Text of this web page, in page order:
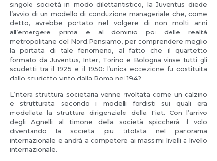
singole società in modo dilettantistico, la Juventus diede
l’avvio di un modello di conduzione manageriale che, come
detto, avrebbe portato nel volgere di non molti anni
all’emergere prima e al dominio poi delle realtà
metropolitane del Nord.Pensiamo, per comprendere meglio
la portata di tale fenomeno, al fatto che il quartetto
formato da Juventus, Inter, Torino e Bologna vinse tutti gli
scudetti tra il 1925 e il 1950: l’unica eccezione fu costituita
dallo scudetto vinto dalla Roma nel 1942.
L’intera struttura societaria venne rivoltata come un calzino
e strutturata secondo i modelli fordisti sui quali era
modellata la struttura dirigenziale della Fiat. Con l’arrivo
degli Agnelli al timone della società spiccherà il volo
diventando la società più titolata nel panorama
internazionale e andrà a competere ai massimi livelli a livello
internazionale.